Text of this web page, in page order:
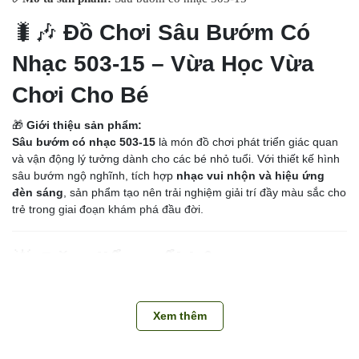
🐛🎶 Đồ Chơi Sâu Bướm Có
Nhạc 503-15 – Vừa Học Vừa
Chơi Cho Bé
🎁 Giới thiệu sản phẩm:
Sâu bướm có nhạc 503-15 là món đồ chơi phát triển giác quan
và vận động lý tưởng dành cho các bé nhỏ tuổi. Với thiết kế hình
sâu bướm ngộ nghĩnh, tích hợp nhạc vui nhộn và hiệu ứng
đèn sáng , sản phẩm tạo nên trải nghiệm giải trí đầy màu sắc cho
trẻ trong giai đoạn khám phá đầu đời.
Gương mặt tươi cười, màu sắc nổi bật.
Xem thêm